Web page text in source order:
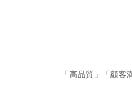
「高品質」「顧